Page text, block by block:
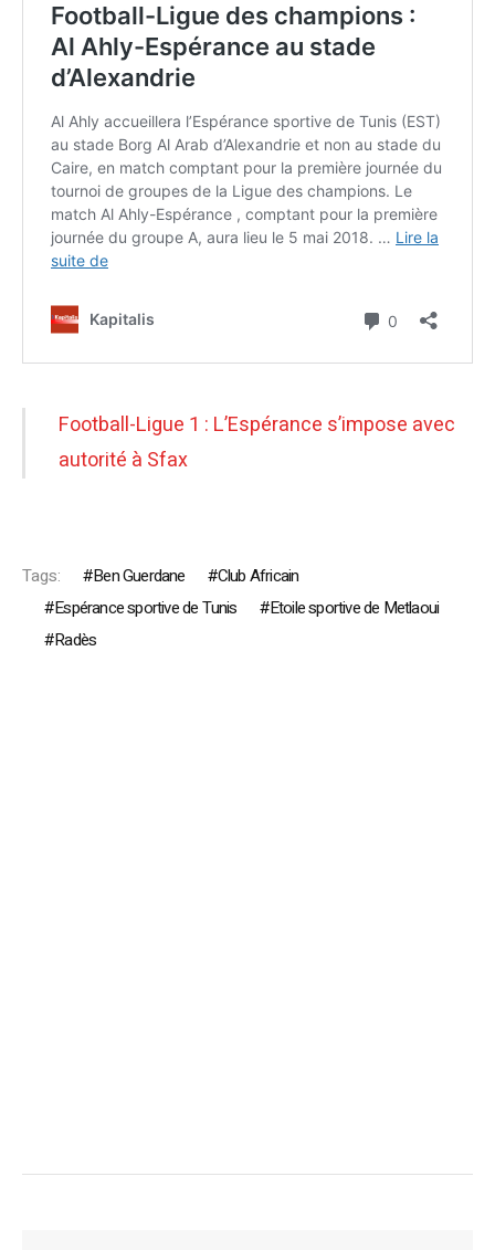
Football-Ligue 1 : L’Espérance s’impose avec
autorité à Sfax
Tags: Ben Guerdane
Club Africain
Espérance sportive de Tunis
Etoile sportive de Metlaoui
Radès